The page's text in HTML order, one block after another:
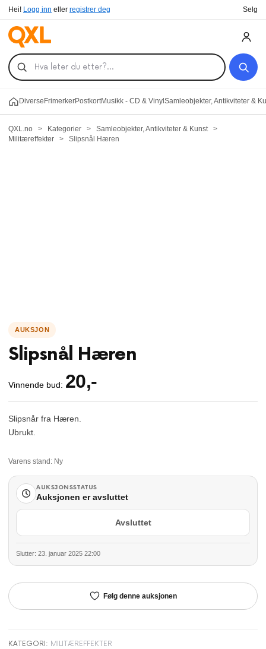
Hei! Logg inn eller registrer deg Selg
Diverse FrimerkerPostkortMusikk - CD & Vinyl Samleobjekter, Antikviteter &
QXL.no > Kategorier > Samleobjekter, Antikviteter & Kunst
>
Militæreffekter
> Slipsnål Hæren
Slipsnål Hæren
Vinnende bud: 20,-
Slipsnår fra Hæren.
Ubrukt.
Varens stand: Ny
AUKSJONSSTATUS
Auksjonen er avsluttet
Avsluttet
Slutter: 23. januar 2025 22:00
Følg denne auksjonen
KATEGORI: MILITÆREFFEKTER